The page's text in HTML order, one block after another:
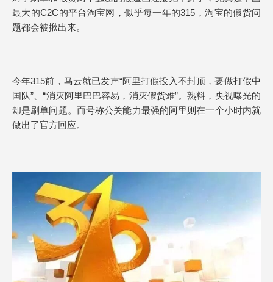
最大的C2C的平台淘宝网，似乎每一年的315，淘宝的假货问
题都会被揪出来。
今年315前，马云就已发声“阿里打假投入不封顶，要做打假中
国队”、“消灭阿里巴巴容易，消灭假货难”。熟料，央视曝光的
却是刷单问题。而号称公关能力最强的阿里则在一个小时内就
做出了官方回应。